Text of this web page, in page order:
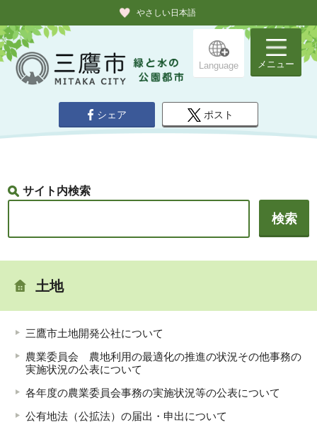
やさしい日本語
Language メニュー
シェア ポスト
サイト内検索
土地
三鷹市土地開発公社について
農業委員会 農地利用の最適化の推進の状況その他事務の
実施状況の公表について
各年度の農業委員会事務の実施状況等の公表について
公有地法（公拡法）の届出・申出について